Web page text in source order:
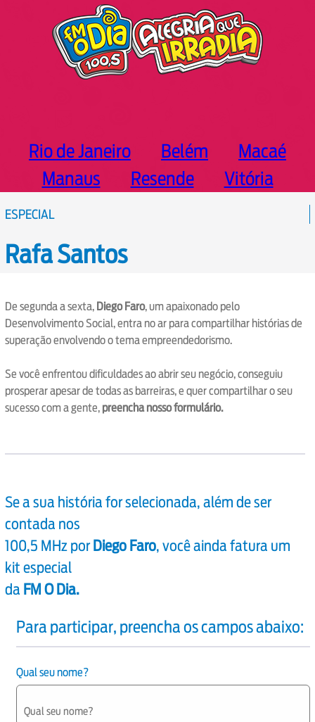
Rio de Janeiro Belém
Macaé
Manaus
Resende Vitória
ESPECIAL
Rafa Santos
De segunda a sexta, Diego Faro, um apaixonado pelo
Desenvolvimento Social, entra no ar para compartilhar histórias de
superação envolvendo o tema empreendedorismo.
Se você enfrentou dificuldades ao abrir seu negócio, conseguiu
prosperar apesar de todas as barreiras, e quer compartilhar o seu
sucesso com a gente, preencha nosso formulário.
Se a sua história for selecionada, além de ser
contada nos
100,5 MHz porDiego Faro, você ainda fatura um
kit especial
da FM O Dia.
Para participar, preencha os campos abaixo:
Qual seu nome?